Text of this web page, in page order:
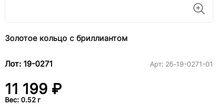
Золотое кольцо с бриллиантом
Лот: 19-0271 Арт: 2б-19-0271-01
11 199 ₽
Вес: 0.52 г